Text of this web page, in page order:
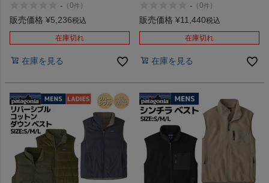
ネック ウェア アウトドア キャ
ンプ CHUMS KEYSTONE
- （0件 ）
販売価格 ¥5,236税込
在庫切れ
在庫を見る
GRAMICCI BONDING KNIT
FLEECE NN-PANT CROPPED
- （0件 ）
販売価格 ¥11,440税込
在庫切れ
在庫を見る